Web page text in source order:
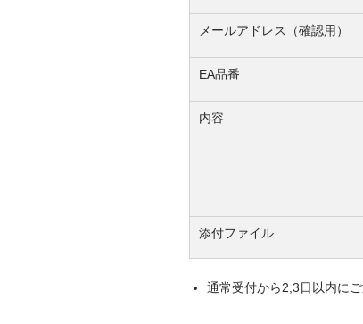
メールアドレス（確認用）
EA品番
内容
添付ファイル
通常受付から2,3日以内に